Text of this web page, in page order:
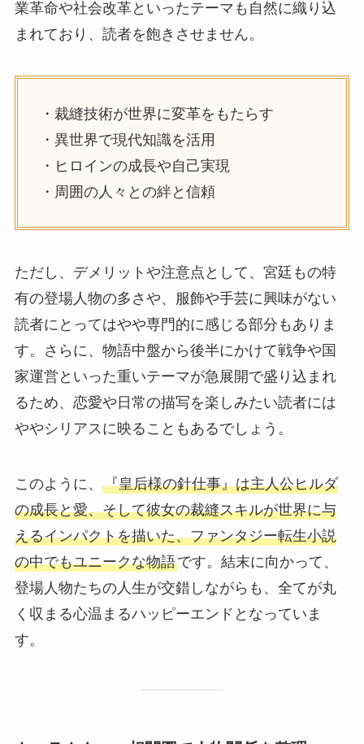
業革命や社会改革といったテーマも自然に織り込
まれており、読者を飽きさせません。
・裁縫技術が世界に変革をもたらす
・異世界で現代知識を活用
・ヒロインの成長や自己実現
・周囲の人々との絆と信頼
ただし、デメリットや注意点として、宮廷もの特
有の登場人物の多さや、服飾や手芸に興味がない
読者にとってはやや専門的に感じる部分もありま
す。さらに、物語中盤から後半にかけて戦争や国
家運営といった重いテーマが急展開で盛り込まれ
るため、恋愛や日常の描写を楽しみたい読者には
ややシリアスに映ることもあるでしょう。
このように、 『皇后様の針仕事』は主人公ヒルダ
の成長と愛、そして彼女の裁縫スキルが世界に与
えるインパクトを描いた、ファンタジー転生小説
の中でもユニークな物語です。結末に向かって、
登場人物たちの人生が交錯しながらも、全てが丸
く収まる心温まるハッピーエンドとなっていま
す。